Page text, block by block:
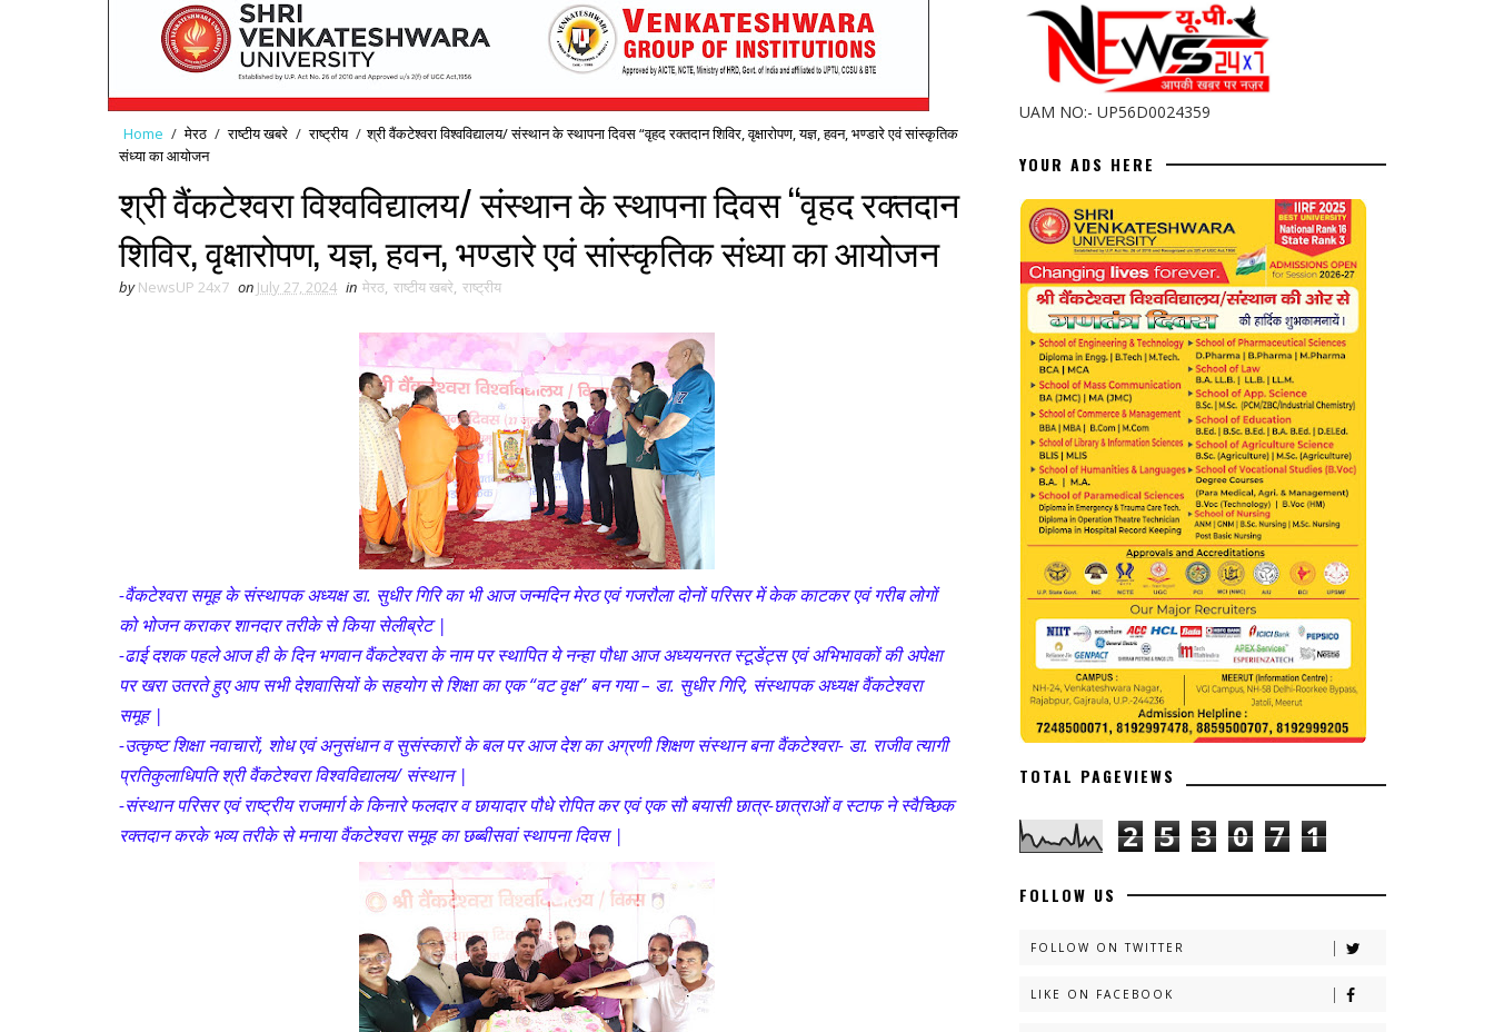
Home / मेरठ / राष्टीय खबरे / राष्ट्रीय / श्री वैंकटेश्वरा विश्वविद्यालय/ संस्थान के स्थापना दिवस “वृहद रक्तदान शिविर, वृक्षारोपण, यज्ञ, हवन, भण्डारे एवं सांस्कृतिक
संध्या का आयोजन
श्री वैंकटेश्वरा विश्वविद्यालय/ संस्थान के स्थापना दिवस “वृहद रक्तदान
शिविर, वृक्षारोपण, यज्ञ, हवन, भण्डारे एवं सांस्कृतिक संध्या का आयोजन
by NewsUP 24x7 on July 27, 2024 in मेरठ, राष्टीय खबरे, राष्ट्रीय
-वैंकटेश्वरा समूह के संस्थापक अध्यक्ष डा. सुधीर गिरि का भी आज जन्मदिन मेरठ एवं गजरौला दोनों परिसर में केक काटकर एवं गरीब लोगों
को भोजन कराकर शानदार तरीके से किया सेलीब्रेट |
-ढाई दशक पहले आज ही के दिन भगवान वैंकटेश्वरा के नाम पर स्थापित ये नन्हा पौधा आज अध्ययनरत स्टूडेंट्स एवं अभिभावकों की अपेक्षा
पर खरा उतरते हुए आप सभी देशवासियों के सहयोग से शिक्षा का एक “वट वृक्ष” बन गया – डा. सुधीर गिरि, संस्थापक अध्यक्ष वैंकटेश्वरा
समूह |
-उत्कृष्ट शिक्षा नवाचारों, शोध एवं अनुसंधान व सुसंस्कारों के बल पर आज देश का अग्रणी शिक्षण संस्थान बना वैंकटेश्वरा- डा. राजीव त्यागी
प्रतिकुलाधिपति श्री वैंकटेश्वरा विश्वविद्यालय/ संस्थान |
-संस्थान परिसर एवं राष्ट्रीय राजमार्ग के किनारे फलदार व छायादार पौधे रोपित कर एवं एक सौ बयासी छात्र-छात्राओं व स्टाफ ने स्वैच्छिक
रक्तदान करके भव्य तरीके से मनाया वैंकटेश्वरा समूह का छब्बीसवां स्थापना दिवस |
UAM NO:- UP56D0024359
YOUR ADS HERE
TOTAL PAGEVIEWS
2 5 3 0 7 1
FOLLOW US
FOLLOW ON TWITTER
LIKE ON FACEBOOK